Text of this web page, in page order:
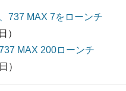
737 MAX 7をローンチ
）
MAX 200ローンチ
）